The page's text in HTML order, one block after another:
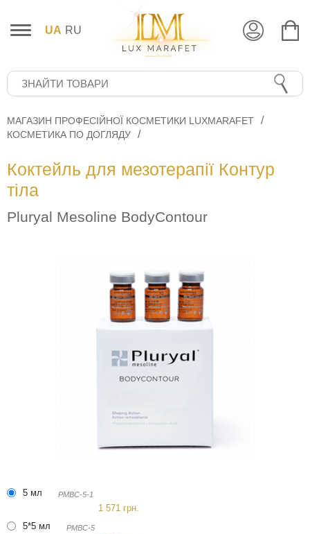
UA RU
МАГАЗИН ПРОФЕСІЙНОЇ КОСМЕТИКИ LUXMARAFET
КОСМЕТИКА ПО ДОГЛЯДУ
Коктейль для мезотерапії Контур
тіла
Pluryal Mesoline BodyContour
5 мл PMBC-5-1
1 571 грн.
5*5 мл
PMBC-5